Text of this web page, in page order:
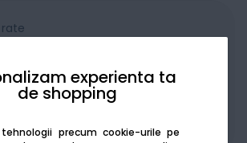
experienta ta
de shopping
precum cookie-urile pe
Lei / lună Vezi detalii